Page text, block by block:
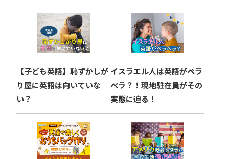
【子ども英語】恥ずかしが
り屋に英語は向いていな
い？
イスラエル人は英語がペラ
ペラ？！現地駐在員がその
実態に迫る！